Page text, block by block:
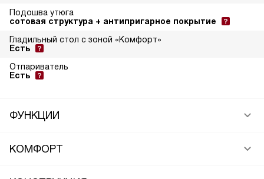
Подошва утюга
сотовая структура + антипригарное покрытие
Гладильный стол с зоной «Комфорт»
Есть
Отпариватель
Есть
ФУНКЦИИ
КОМФОРТ